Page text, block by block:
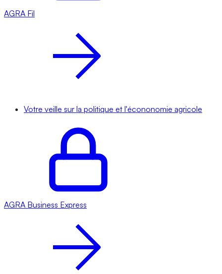
AGRA Fil
Votre veille sur la politique et l'écononomie agricole
AGRA Business Express